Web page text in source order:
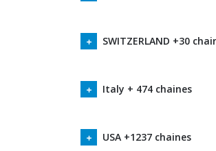
SWITZERLAND +30
Italy + 474 chaines
USA +1237 chaines